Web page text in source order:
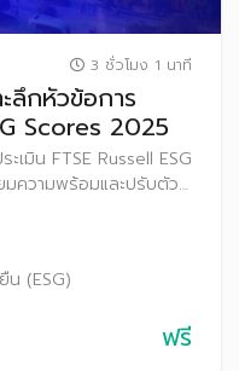
3 ชั่วโมง 1 นาที
ลึกหัวข้อการ
Scores 2025
ะเมิน FTSE Russell ESG
มความพร้อมและปรับตัว
ต้นไป
น (ESG)
ฟรี